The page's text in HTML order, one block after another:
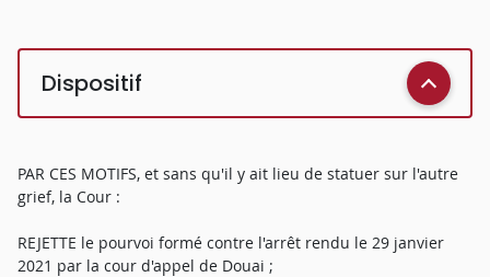
Dispositif
PAR CES MOTIFS, et sans qu'il y ait lieu de statuer sur l'autre
grief, la Cour :
REJETTE le pourvoi formé contre l'arrêt rendu le 29 janvier
2021 par la cour d'appel de Douai ;